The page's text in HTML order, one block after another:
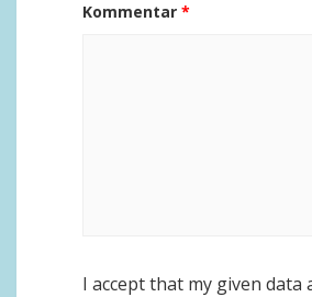
Kommentar *
I accept that my given data